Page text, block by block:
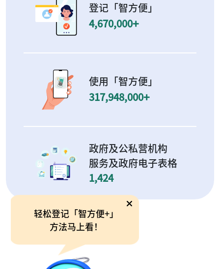
登记「智方便」
4,670,000+
使用「智方便」
317,948,000+
政府及公私营机构
服务及政府电子表格
1,424
轻松登记「智方便+」
方法马上看！